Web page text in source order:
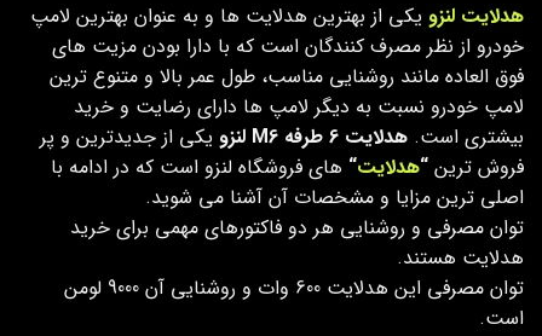
هدلایت لنزو یکی از بهترین هدلایت ها و به عنوان بهترین لامپ
خودرو از نظر مصرف کنندگان است که با دارا بودن مزیت های
فوق العاده مانند روشنایی مناسب، طول عمر بالا و متنوع ترین
لامپ خودرو نسبت به دیگر لامپ ها دارای رضایت و خرید
بیشتری است. هدلایت 6 طرفه M6 لنزو
یکی از جدیدترین و پر
فروش ترین “هدلایت“ های فروشگاه لنزو است که در ادامه با
اصلی ترین مزایا و مشخصات آن آشنا می شوید.
توان مصرفی و روشنایی هر دو فاکتورهای مهمی برای خرید
هدلایت هستند.
توان مصرفی این هدلایت 600 وات و روشنایی آن 9000 لومن
است.